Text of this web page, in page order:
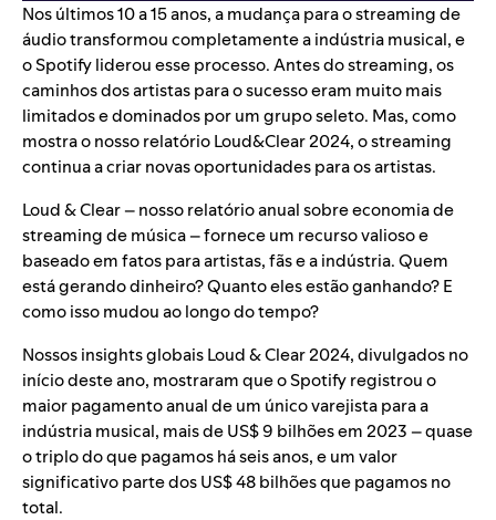
Nos últimos 10 a 15 anos, a mudança para o streaming de
áudio transformou completamente a indústria musical, e
o Spotify liderou esse processo. Antes do streaming, os
caminhos dos artistas para o sucesso eram muito mais
limitados e dominados por um grupo seleto. Mas, como
mostra o nosso relatórioLoud&Clear 2024, o streaming
continua a criar novas oportunidades para os artistas.
Loud & Clear – nosso relatório anual sobre economia de
streaming de música – fornece um recurso valioso e
baseado em fatos para artistas, fãs e a indústria. Quem
está gerando dinheiro? Quanto eles estão ganhando? E
como isso mudou ao longo do tempo?
Nossos insights globais Loud & Clear 2024,divulgados no
início deste ano, mostraram que o Spotify registrou o
maior pagamento anual de um único varejista para a
indústria musical, mais de US$ 9 bilhões em 2023 – quase
o triplo do que pagamos há seis anos, e um valor
significativo parte dos US$ 48 bilhões que pagamos no
total.